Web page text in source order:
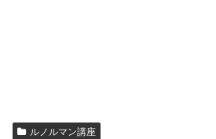
ルノルマン講座